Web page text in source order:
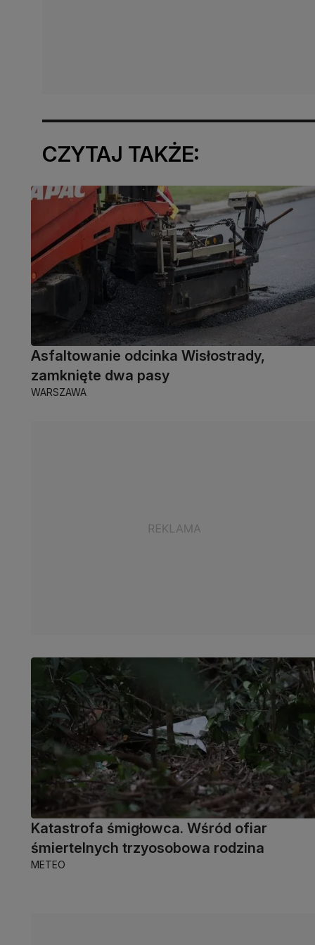
CZYTAJ TAKŻE:
Asfaltowanie odcinka Wisłostrady,
zamknięte dwa pasy
WARSZAWA
Katastrofa śmigłowca. Wśród ofiar
śmiertelnych trzyosobowa rodzina
METEO